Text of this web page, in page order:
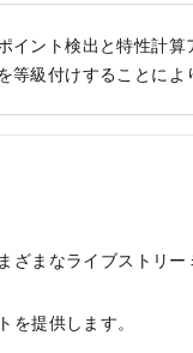
イント検出と特性計
等級付けすることによ
ざまなライブストリー
提供します。